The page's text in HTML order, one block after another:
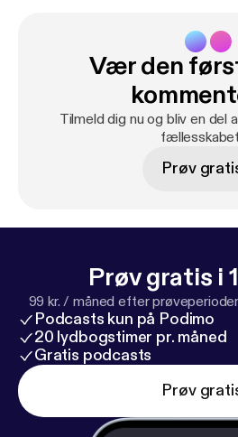
Vær den
Tilmeld dig nu og bliv en del
Prøv
Prøv gratis i
99 kr. / måned efter
Podcasts kun på Podimo
20 lydbogstimer pr. måned
Gratis podcasts
Prøv